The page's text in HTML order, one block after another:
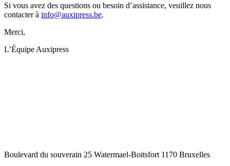
Si vous avez des questions ou besoin d’assistance, veuillez nous
contacter à info@auxipress.be.
Merci,
L’Équipe Auxipress
Boulevard du souverain 25 Watermael-Boitsfort 1170 Bruxelles